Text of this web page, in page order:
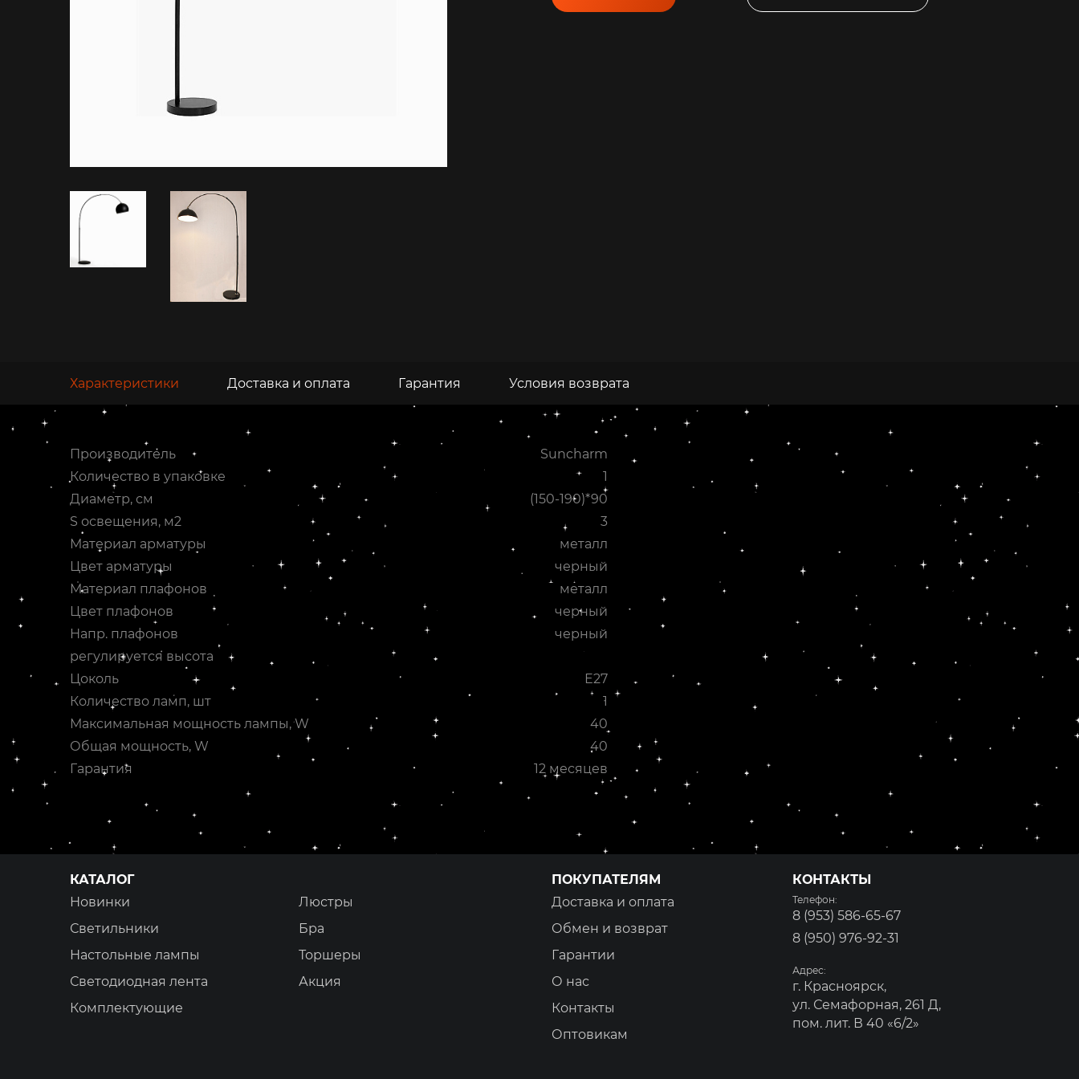
Характеристики Доставка и оплата Гарантия Условия возврата
Производитель
Suncharm
Количество в упаковке
1
Диаметр, см
(150-190)*90
S освещения, м2
3
Материал арматуры
металл
Цвет арматуры
черный
Материал плафонов
металл
Цвет плафонов
черный
Напр. плафонов
черный
регулируется высота
Цоколь
Е27
Количество ламп, шт
1
Максимальная мощность лампы, W
40
Общая мощность, W
40
Гарантия
12 месяцев
КАТАЛОГ
Новинки
Люстры
Светильники
Бра
Настольные лампы
Торшеры
Светодиодная лента
Акция
Комплектующие
ПОКУПАТЕЛЯМ
Доставка и оплата
Обмен и возврат
Гарантии
О нас
Контакты
Оптовикам
КОНТАКТЫ
Телефон:
8 (953) 586-65-67
8 (950) 976-92-31
Адрес:
г. Красноярск,
ул. Семафорная, 261 Д,
пом. лит. В 40 «6/2»